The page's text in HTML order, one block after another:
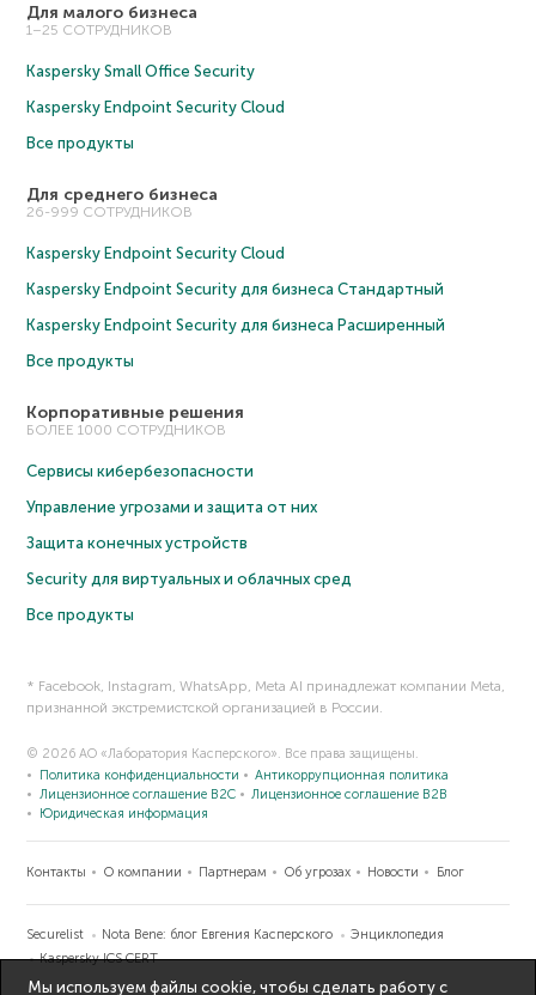
Для малого бизнеса
1–25 СОТРУДНИКОВ
Kaspersky Small Office Security
Kaspersky Endpoint Security Cloud
Все продукты
Для среднего бизнеса
26-999 СОТРУДНИКОВ
Kaspersky Endpoint Security Cloud
Kaspersky Endpoint Security для бизнеса Cтандартный
Kaspersky Endpoint Security для бизнеса Расширенный
Все продукты
Корпоративные решения
БОЛЕЕ 1000 СОТРУДНИКОВ
Сервисы кибербезопасности
Управление угрозами и защита от них
Защита конечных устройств
Security для виртуальных и облачных сред
Все продукты
* Facebook, Instagram, WhatsApp, Meta AI принадлежат компании Meta,
признанной экстремистской организацией в России.
© 2026 АО «Лаборатория Касперского». Все права защищены.
Политика конфиденциальности
Антикоррупционная политика
Лицензионное соглашение B2C
Лицензионное соглашение B2B
Юридическая информация
Контакты О компании Партнерам Об угрозах Новости Блог
Securelist Nota Bene: блог Евгения Касперского
Энциклопедия
Kaspersky ICS CERT
Мы используем файлы cookie, чтобы сделать работу с